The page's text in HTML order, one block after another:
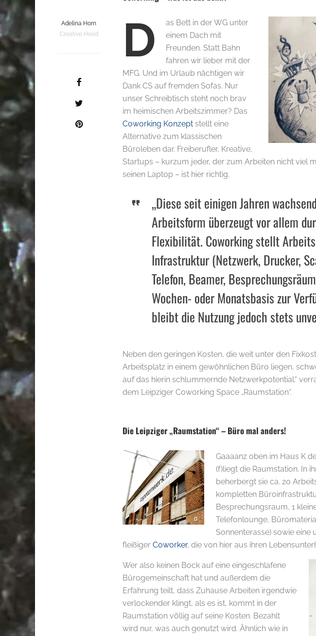
Adelina Horn
Creative Head
D
as Bett in der WG unter
einem Dach mit
Freunden. Statt Bahn
fahren wir lieber mit der
MFG. Und im Urlaub nächtigen wir
Dank CS auf fremden Sofas. Nur
unser Schreibtisch steht noch brav
im heimischen Arbeitszimmer? Das
Coworking Konzept stellt eine
Alternative zum klassischen
Büroleben dar. Freiberufler, Kreative,
Startups – kurzum jeder, der zum Arbeiten nicht viel
seinen Laptop – ist hier richtig.
„Diese seit einigen Jahren
Arbeitsform überzeugt vor allem
Flexibilität. Coworking stellt
Infrastruktur (Netzwerk, Drucker,
Telefon, Beamer,
Wochen- oder Monatsbasis zur
bleibt die Nutzung jedoch stets
Neben den geringen Kosten, die weit unter den
Arbeitsplatz in einem gewöhnlichen Büro liegen,
auf das hierin schlummernde Netzwerkpotential.“
dem Leipziger Coworking Space „Raumstation“.
Die Leipziger „Raumstation“ – Büro mal anders!
Gaaaanz oben im Haus K
(f)liegt die Raumstation. In
beherbergt sie ca. 20
kompletten
Besprechungsraum, 1
Telefonlounge,
Sonnenterasse) sowie eine
fleißiger Coworker, die von hier aus ihren
Wer also keinen Bock auf eine eingeschlafene
Bürogemeinschaft hat und außerdem die
Erfahrung teilt, dass Zuhause Arbeiten irgendwie
verlockender klingt, als es ist, kommt in der
Raumstation völlig auf seine Kosten. Bezahlt
wird nur, was auch genutzt wird. Ähnlich wie in